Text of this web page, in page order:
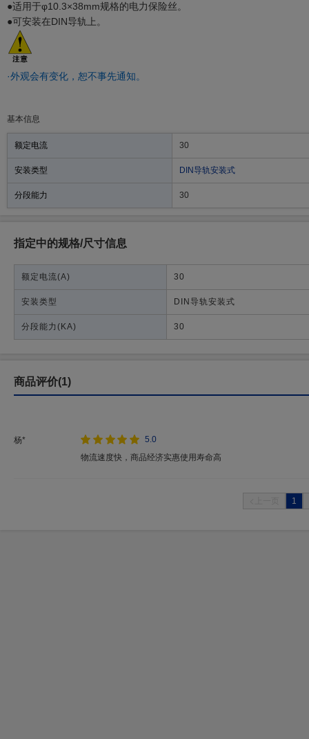
●适用于φ10.3×38mm规格的电力保险丝。
●可安装在DIN导轨上。
·外观会有变化，恕不事先通知。
基本信息
额定电流 30
安装类型 DIN导轨安装式
分段能力 30
指定中的规格/尺寸信息
额定电流(A) 30
安装类型 DIN导轨安装式
分段能力 (KA) 30
商品评价(1)
杨*
5.0
物流速度快，商品经济实惠使用寿命高
1